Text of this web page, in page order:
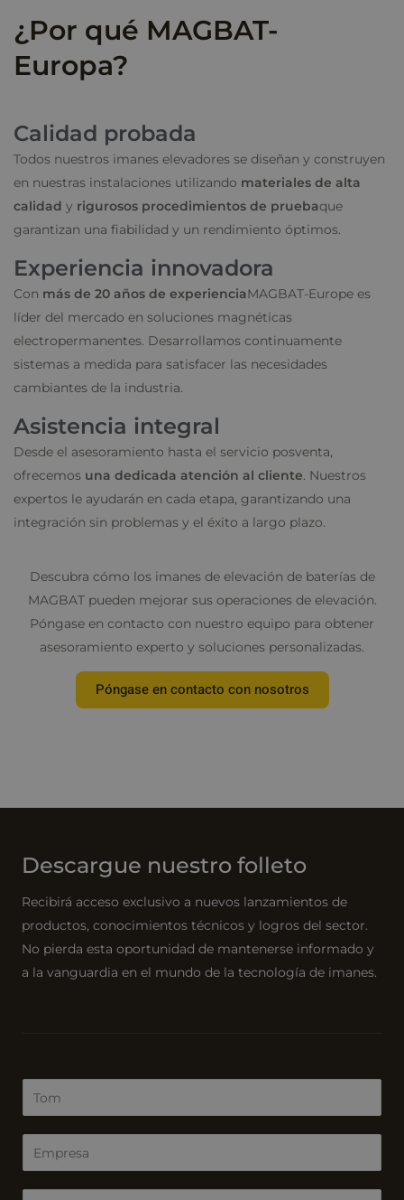
¿Por qué MAGBAT-
Europa?
Calidad probada
Todos nuestros imanes elevadores se diseñan y construyen
en nuestras instalaciones utilizando materiales de alta
calidad y rigurosos procedimientos de pruebaque
garantizan una fiabilidad y un rendimiento óptimos.
Experiencia innovadora
Con más de 20 años de experienciaMAGBAT-Europe es
líder del mercado en soluciones magnéticas
electropermanentes. Desarrollamos continuamente
sistemas a medida para satisfacer las necesidades
cambiantes de la industria.
Asistencia integral
Desde el asesoramiento hasta el servicio posventa,
ofrecemos una dedicada atención al cliente. Nuestros
expertos le ayudarán en cada etapa, garantizando una
integración sin problemas y el éxito a largo plazo.
Descubra cómo los imanes de elevación de baterías de
MAGBAT pueden mejorar sus operaciones de elevación.
Póngase en contacto con nuestro equipo para obtener
asesoramiento experto y soluciones personalizadas.
Póngase en contacto con nosotros
Descargue nuestro folleto
Recibirá acceso exclusivo a nuevos lanzamientos de
productos, conocimientos técnicos y logros del sector.
No pierda esta oportunidad de mantenerse informado y
a la vanguardia en el mundo de la tecnología de imanes.
o
m
m
p